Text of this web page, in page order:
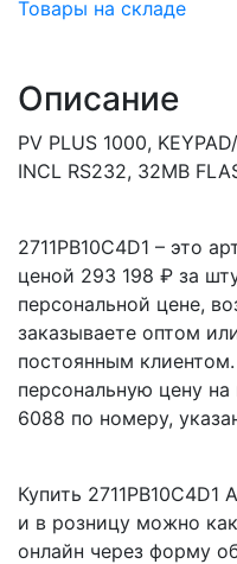
Товары на складе
Описание
PV PLUS 1000,
INCL RS232, 32MB
2711PB10C4D1 – это
ценой 293 198 ₽ за
персональной цене,
заказываете оптом
постоянным
персональную цену
6088 по номеру,
Купить
и в розницу можно
онлайн через форму